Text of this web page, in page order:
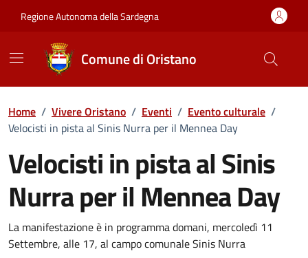
Regione Autonoma della Sardegna
Comune di Oristano
Home / Vivere Oristano / Eventi / Evento culturale /
Velocisti in pista al Sinis Nurra per il Mennea Day
Velocisti in pista al Sinis
Nurra per il Mennea Day
Dettaglio dell'evento
La manifestazione è in programma domani, mercoledì 11
Settembre, alle 17, al campo comunale Sinis Nurra